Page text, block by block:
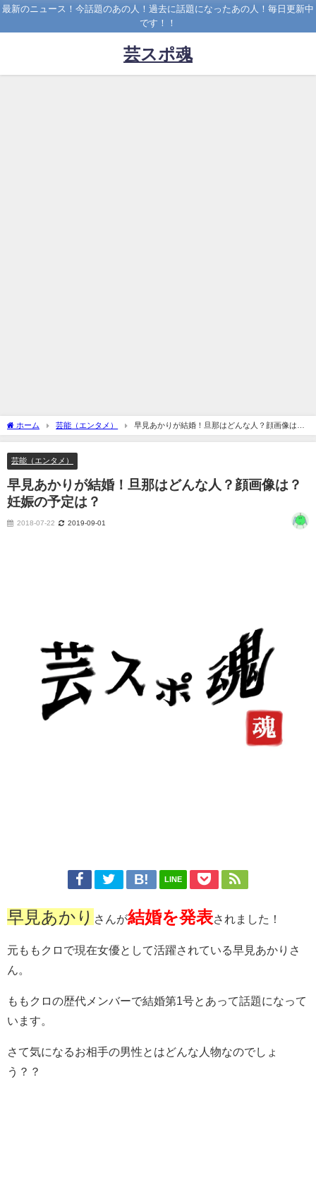
最新のニュース！今話題のあの人！過去に話題になったあの人！毎日更新中
です！！
芸スポ魂
ホーム 芸能（エンタメ）
早見あかりが結婚！旦那はどんな人？顔画像は？
妊娠の予定は？
芸能（エンタメ）
早見あかりが結婚！旦那はどんな人？顔画像は？
妊娠の予定は？
2018-07-22 2019-09-01
LINE
早見あかり さんが結婚を発表されました！
元ももクロで現在女優として活躍されている早見あかりさ
ん。
ももクロの歴代メンバーで結婚第1号とあって話題になって
います。
さて気になるお相手の男性とはどんな人物なのでしょ
う？？